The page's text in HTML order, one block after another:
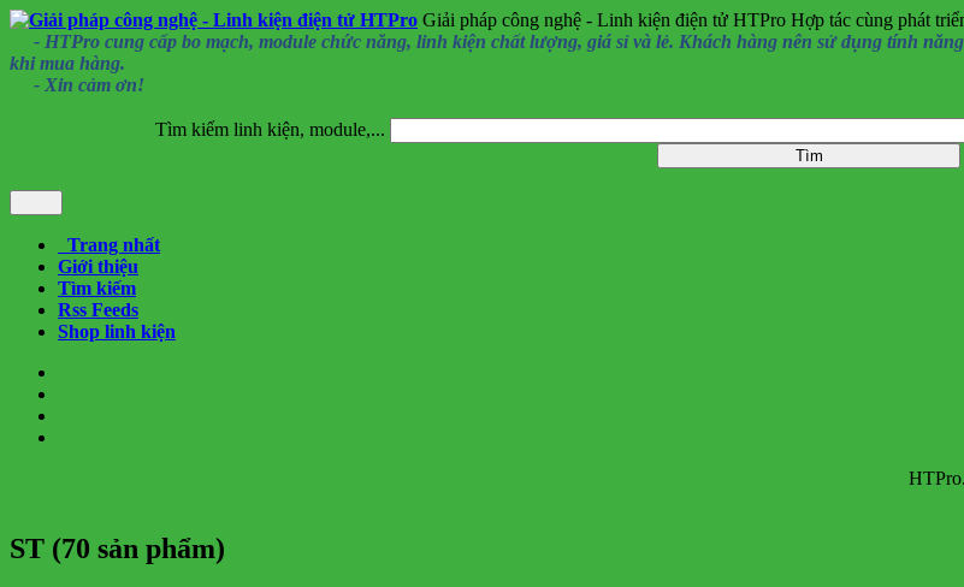
Giải pháp công nghệ - Linh kiện điện tử HTPro Hợp tác cùng phát
- HTPro cung cấp bo mạch, module chức năng, linh kiện chất lượng, giá sỉ và lẻ. Khách hàng nên sử dụng tính
khi mua hàng.
- Xin cảm ơn!
Tìm kiếm linh kiện, module,...
Trang nhất
Giới thiệu
Tìm kiếm
Rss Feeds
Shop linh kiện
HTPro.vn
ST (70 sản phẩm)